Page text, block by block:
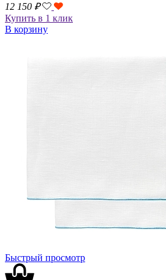
12 150 ₽
Купить в 1 клик
В корзину
Быстрый просмотр